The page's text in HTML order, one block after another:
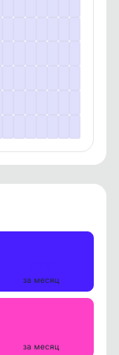
за месяц
за месяц